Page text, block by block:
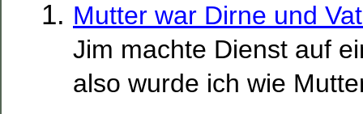
Mutter war Dirne und
Jim machte Dienst auf
also wurde ich wie